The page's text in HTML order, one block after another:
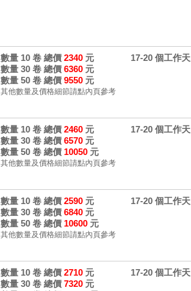
數量 10 卷 總價 2340元
數量 30 卷 總價 6360元
數量 50 卷 總價 9550元
其他數量及價格細節請點內頁參考
17-20 個工作天
數量 10 卷 總價 2460元
數量 30 卷 總價 6570元
數量 50 卷 總價 10050元
其他數量及價格細節請點內頁參考
17-20 個工作天
數量 10 卷 總價 2590元
數量 30 卷 總價 6840元
數量 50 卷 總價 10600元
其他數量及價格細節請點內頁參考
17-20 個工作天
數量 10 卷 總價 2710元
數量 30 卷 總價 7320元
17-20 個工作天